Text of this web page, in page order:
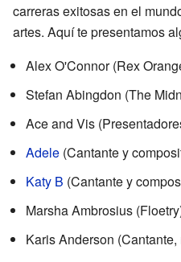
carreras exitosas en el
artes. Aquí te presentamos
Alex O'Connor (Rex
Stefan Abingdon (The
Ace and Vis
Adele (Cantante y
Katy B (Cantante y
Marsha Ambrosius
Karis Anderson